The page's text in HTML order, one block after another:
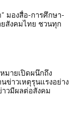
มองสื่อ-การศึกษา-
สังคมไทย ชวนทุก
มายเปิดผนึกถึง
ข่าวเหตุรุนแรงอย่าง
วมีผลต่อสังคม